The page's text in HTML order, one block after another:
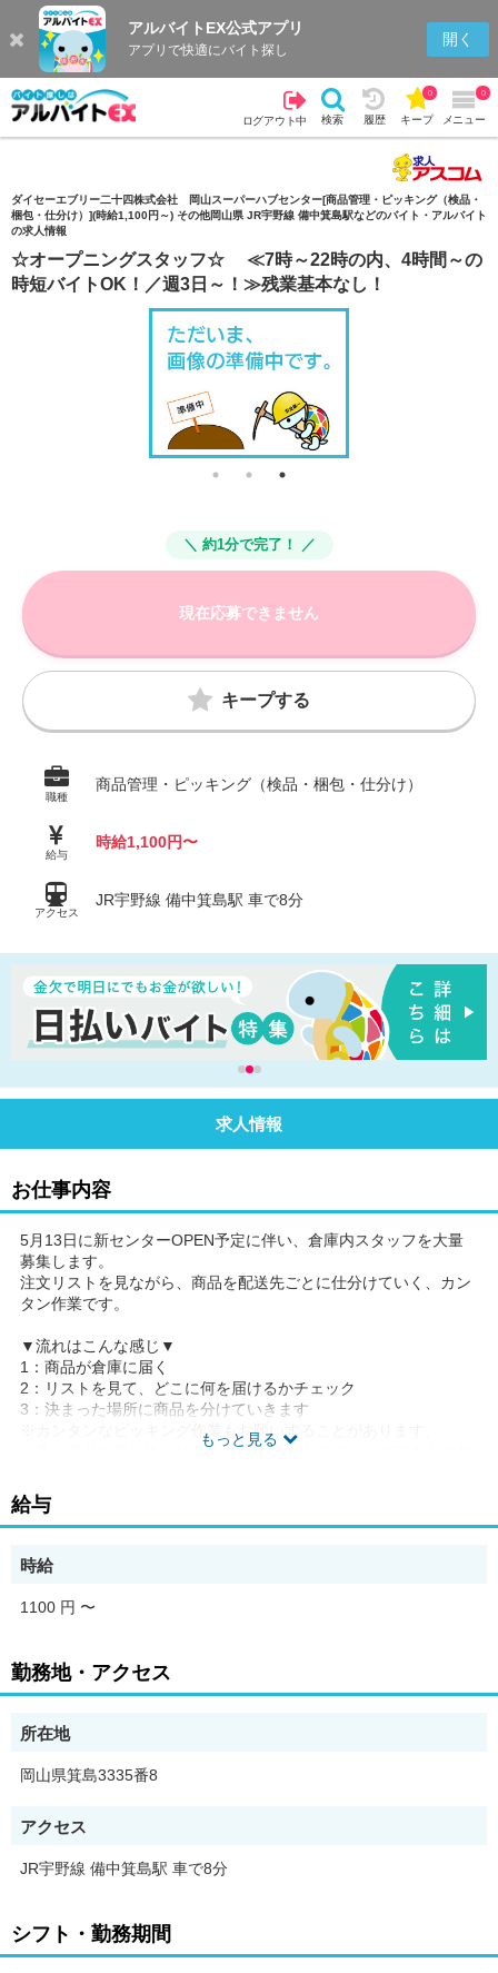
アルバイトEX公式アプリ
アプリで快適にバイト探し
開く
ログアウト中 検索 履歴 キープ
0
メニュー
0
検索 履歴
ダイセーエブリー二十四株式会社 岡山スーパーハブセンター[商品管理・ピッキング（検品・
梱包・仕分け）](時給1,100円～) その他岡山県 JR宇野線 備中箕島駅などのバイト・アルバイト
の求人情報
☆オープニングスタッフ☆ ≪7時～22時の内、4時間～の
時短バイトOK！／週3日～！≫残業基本なし！
＼ 約1分で完了！ ／
現在応募できません
キープする
職種
商品管理・ピッキング（検品・梱包・仕分け）
給与
時給1,100円〜
アクセス
JR宇野線 備中箕島駅 車で8分
求人情報
お仕事内容
もっと見る
5月13日に新センターOPEN予定に伴い、倉庫内スタッフを大量
募集します。
注文リストを見ながら、商品を配送先ごとに仕分けていく、カン
タン作業です。
▼流れはこんな感じ▼
1：商品が倉庫に届く
2：リストを見て、どこに何を届けるかチェック
3：決まった場所に商品を分けていきます
※カンタンなピッキング作業もお願いすることがあります。
☆重い商品の取り扱いは基本ございませんので、シニアさんや女
◇◆いろいろな働き方ができます◆◇
働けます。
「まずはどんな仕事か見てみたい」という方には、職場見学もO
K！
お気軽にご連絡ください。
正社員登用も可能ですので、お気軽にご相談ください♪
給与
時給
1100 円 〜
勤務地・アクセス
所在地
岡山県箕島3335番8
アクセス
JR宇野線 備中箕島駅 車で8分
シフト・勤務期間